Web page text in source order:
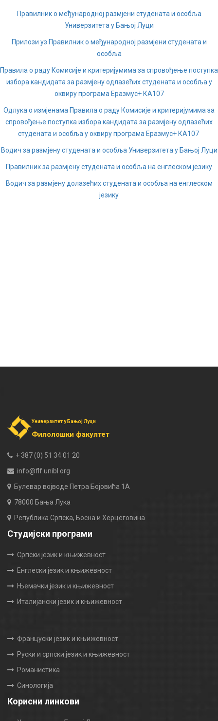
Правилник о међународној размјени студената и особља
Универзитета у Бањој Луци
Прилози уз Правилник о међународној размјени студената и
особља
Правила о раду Комисије и критеријумима за спровођење поступка
избора кандидата за размјену одлазећих студената и особља у
оквиру програма Еразмус+ КА107
Одлука о измјенама Правила о раду Комисије и критеријумима за
спровођење поступка избора кандидата за размјену одлазећих
студената и особља у оквиру програма Еразмус+ КА107
Водич за размјену студената и особља Универзитета у Бањој Луци
Правилник за размјену студената и особља на енглеском језику
Водич за размјену долазећих студената и особља на енглеском
језику
Универзитет у Бањој Луци
Филолошки факултет
+ 387 (0) 51 34 01 20
info@flf.unibl.org
Булевар војводе Петра Бојовића 1А
78000 Бања Лука
Република Српска, Босна и Херцеговина
Студијски програми
Српски језик и књижевност
Енглески језик и књижевност
Њемачки језик и књижевност
Италијански језик и књижевност
Француски језик и књижевност
Руски и српски језик и књижевност
Романистика
Синологија
Корисни линкови